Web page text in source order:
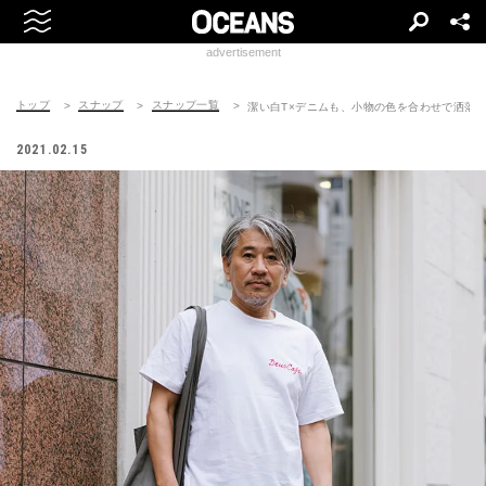
advertisement
トップ スナップ スナップ一覧 潔い白T×デニムも、小物の色を合わせで洒落
2021.02.15